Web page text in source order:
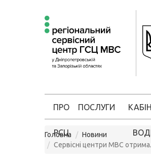
ПРО
РСЦ
ПОСЛУГИ
Головна
Новини
Сервісні центри МВС